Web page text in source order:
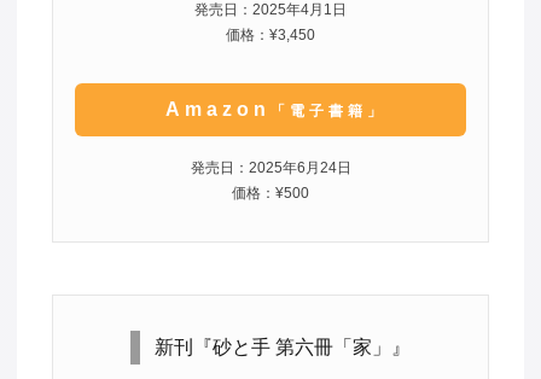
発売日：2025年4月1日
価格：¥3,450
Amazon 「電子書籍」
発売日：2025年6月24日
価格：¥500
新刊『砂と手 第六冊「家」』